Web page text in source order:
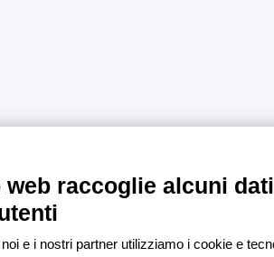
web raccoglie alcuni
e i nostri partner utilizziamo i cookie e